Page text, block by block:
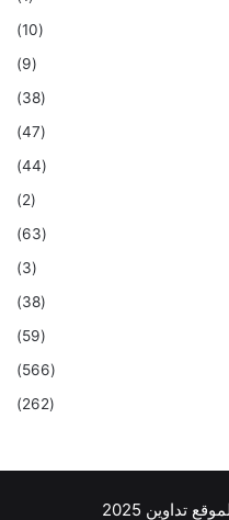
(10)
(9)
(38)
(47)
(44)
(2)
(63)
(3)
(38)
(59)
(566)
(262)
تداوين 2025